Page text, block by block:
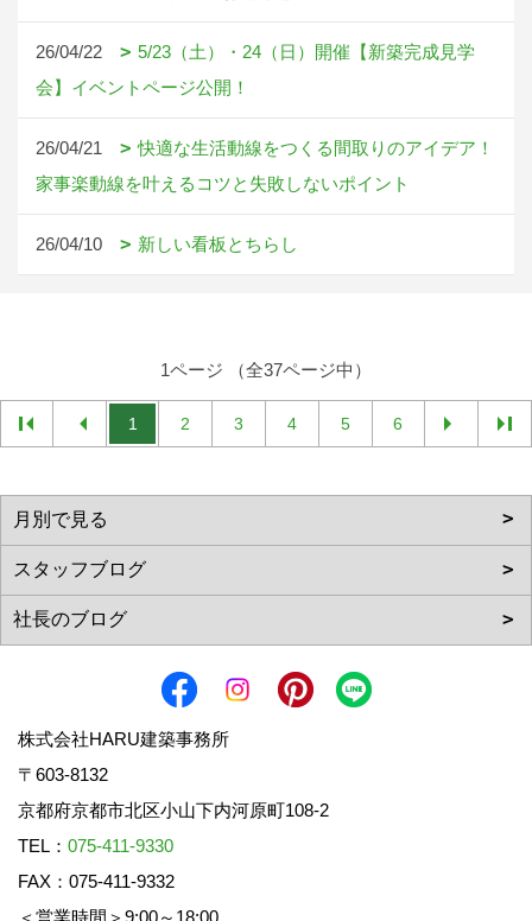
26/04/22
5/23（土）・24（日）開催【新築完成見学
会】イベントページ公開！
26/04/21
快適な生活動線をつくる間取りのアイデア！
家事楽動線を叶えるコツと失敗しないポイント
26/04/10 新しい看板とちらし
1ページ （全37ページ中）
1 2 3 4 5 6
株式会社HARU建築事務所
〒603-8132
京都府京都市北区小山下内河原町108-2
TEL： 075-411-9330
FAX：075-411-9332